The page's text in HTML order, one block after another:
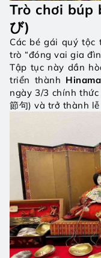
Trò chơi búp
び)
Các bé gái quý tộc
trò “đóng vai gia
Tập tục này dần
triển thành
ngày 3/3 chính
節句) và trở thành